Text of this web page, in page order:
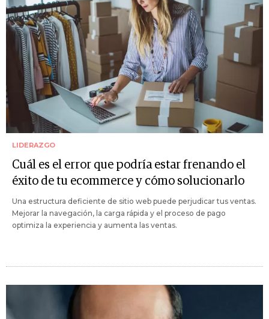
LIDERAZGO
Cuál es el error que podría estar frenando el
éxito de tu ecommerce y cómo solucionarlo
Una estructura deficiente de sitio web puede perjudicar tus ventas.
Mejorar la navegación, la carga rápida y el proceso de pago
optimiza la experiencia y aumenta las ventas.